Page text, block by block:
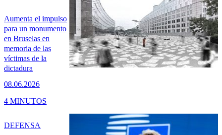
Aumenta el impulso
para un monumento
en Bruselas en
memoria de las
víctimas de la
dictadura
08.06.2026
4 MINUTOS
DEFENSA